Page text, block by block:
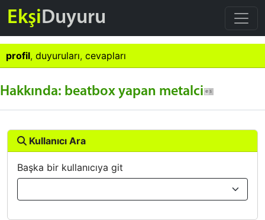
EkşiDuyuru
profil, duyuruları, cevapları
Hakkında: beatbox yapan metalci
Kullanıcı Ara
Başka bir kullanıcıya git